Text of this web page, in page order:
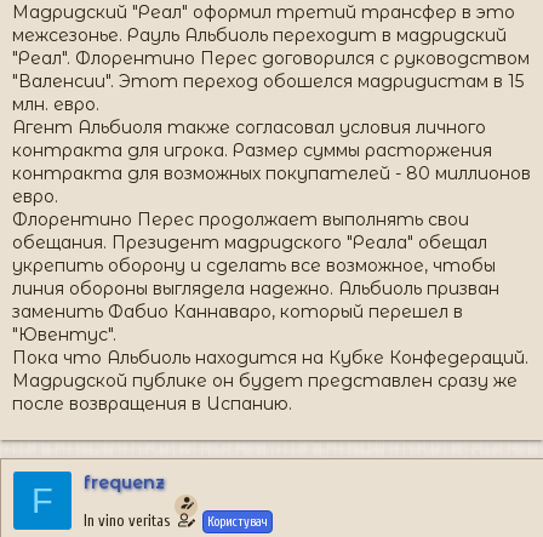
Мадридский "Реал" оформил третий трансфер в это
межсезонье. Рауль Альбиоль переходит в мадридский
"Реал". Флорентино Перес договорился с руководством
"Валенсии". Этот переход обошелся мадридистам в 15
млн. евро.
Агент Альбиоля также согласовал условия личного
контракта для игрока. Размер суммы расторжения
контракта для возможных покупателей - 80 миллионов
евро.
Флорентино Перес продолжает выполнять свои
обещания. Президент мадридского "Реала" обещал
укрепить оборону и сделать все возможное, чтобы
линия обороны выглядела надежно. Альбиоль призван
заменить Фабио Каннаваро, который перешел в
"Ювентус".
Пока что Альбиоль находится на Кубке Конфедераций.
Мадридской публике он будет представлен сразу же
после возвращения в Испанию.
F frequenz
In vino veritas Користувач